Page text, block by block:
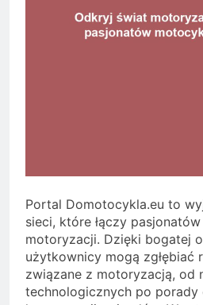
Portal Domotocykla.eu to
sieci, które łączy
motoryzacji. Dzięki bogatej
użytkownicy mogą zgłębiać
związane z motoryzacją, od
technologicznych po porady